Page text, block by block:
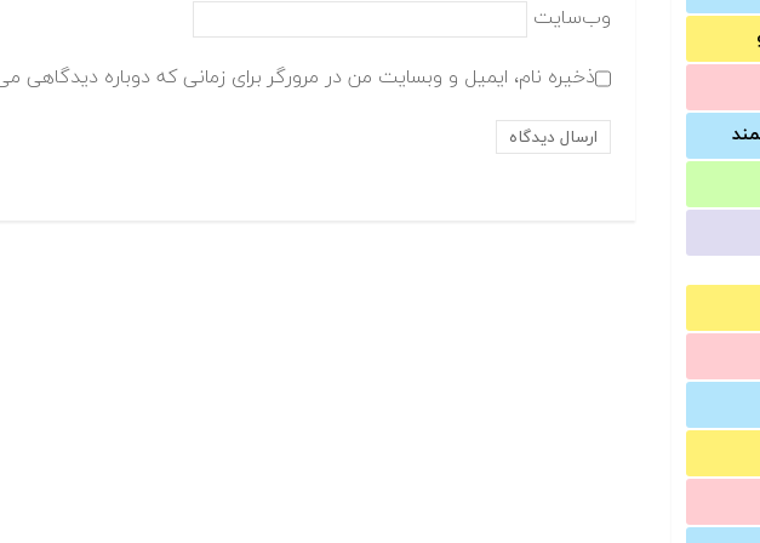
وب‌سایت
ذخیره نام، ایمیل و وبسایت من در مرورگر برای زمانی که دوباره دیدگاهی